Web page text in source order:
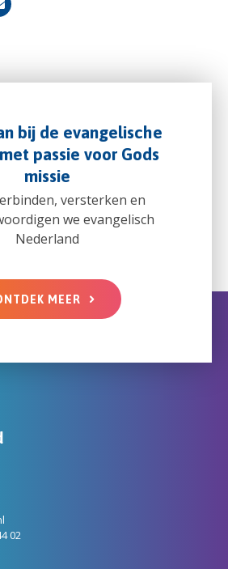
bij de evangelische
passie voor Gods
missie
versterken en
we evangelisch
Nederland
MEER
02